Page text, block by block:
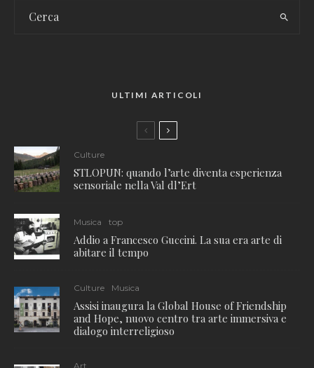
ULTIMI ARTICOLI
Culture
STLOPUN: quando l’arte diventa esperienza
sensoriale nella Val dl’Ert
Musica top
Addio a Francesco Guccini. La sua era arte di
abitare il tempo
Culture Musica
Assisi inaugura la Global House of Friendship
and Hope, nuovo centro tra arte immersiva e
dialogo interreligioso
Art